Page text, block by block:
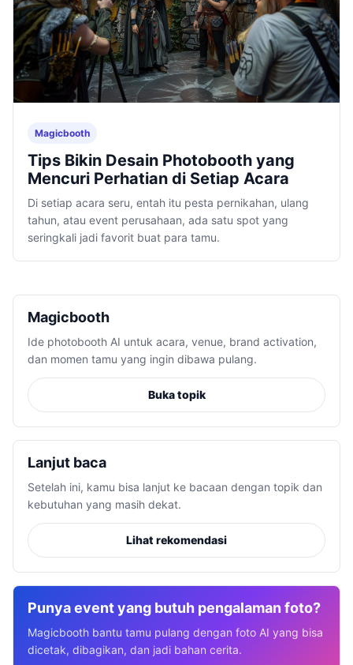
Magicbooth
Tips Bikin Desain Photobooth yang
Mencuri Perhatian di Setiap Acara
Di setiap acara seru, entah itu pesta pernikahan, ulang
tahun, atau event perusahaan, ada satu spot yang
seringkali jadi favorit buat para tamu.
Magicbooth
Ide photobooth AI untuk acara, venue, brand activation,
dan momen tamu yang ingin dibawa pulang.
Buka topik
Lanjut baca
Setelah ini, kamu bisa lanjut ke bacaan dengan topik dan
kebutuhan yang masih dekat.
Lihat rekomendasi
Punya event yang butuh pengalaman foto?
Magicbooth bantu tamu pulang dengan foto AI yang bisa
dicetak, dibagikan, dan jadi bahan cerita.